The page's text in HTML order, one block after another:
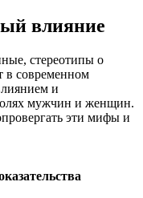
влияние
стереотипы о
в современном
и
мужчин и женщин.
эти мифы и